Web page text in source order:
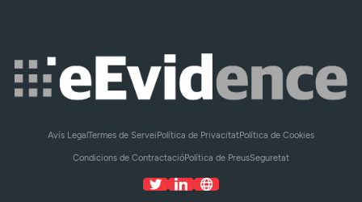
Avís LegalTermes de ServeiPolítica de PrivacitatPolítica de Cookies
Condicions de ContractacióPolítica de PreusSeguretat